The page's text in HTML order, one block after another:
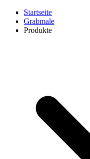
Startseite
Grabmale
Produkte